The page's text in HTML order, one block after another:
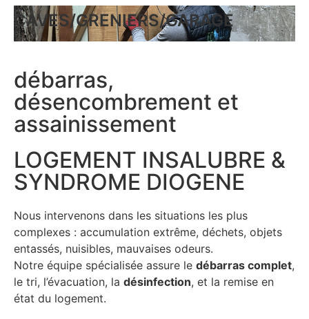
CAVES/GRENIERS/GARAGE
débarras,
désencombrement et
assainissement
LOGEMENT INSALUBRE &
SYNDROME DIOGENE
Nous intervenons dans les situations les plus
complexes : accumulation extrême, déchets, objets
entassés, nuisibles, mauvaises odeurs.
Notre équipe spécialisée assure le débarras complet,
le tri, l’évacuation, la désinfection, et la remise en
état du logement.